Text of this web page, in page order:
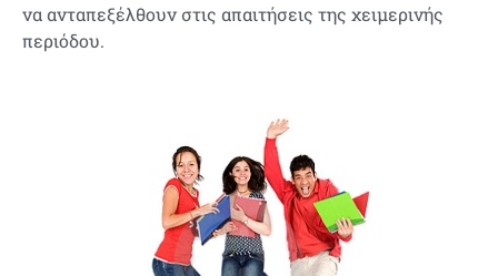
να ανταπεξέλθουν στις απαιτήσεις της χειμερινής
περιόδου.